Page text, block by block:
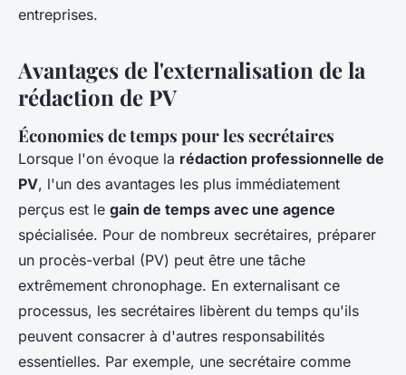
entreprises.
Avantages de l'externalisation de la
rédaction de PV
Économies de temps pour les secrétaires
Lorsque l'on évoque la rédaction professionnelle de
PV, l'un des avantages les plus immédiatement
perçus est le gain de temps avec une agence
spécialisée. Pour de nombreux secrétaires, préparer
un procès-verbal (PV) peut être une tâche
extrêmement chronophage. En externalisant ce
processus, les secrétaires libèrent du temps qu'ils
peuvent consacrer à d'autres responsabilités
essentielles. Par exemple, une secrétaire comme